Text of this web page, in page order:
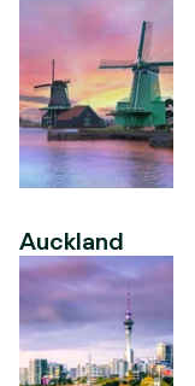
Auckland